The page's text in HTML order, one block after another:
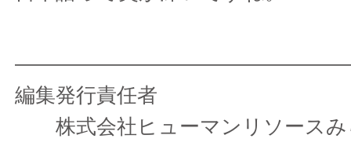
編集発行責任者
株式会社ヒューマンリソ